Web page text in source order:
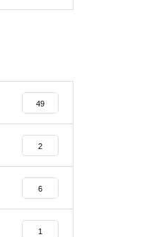
49
2
6
1